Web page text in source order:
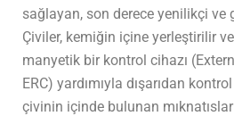
sağlayan, son derece yenilikçi ve
Çiviler, kemiğin içine yerleştirilir
manyetik bir kontrol cihazı
ERC) yardımıyla dışarıdan
çivinin içinde bulunan mıknatıslar